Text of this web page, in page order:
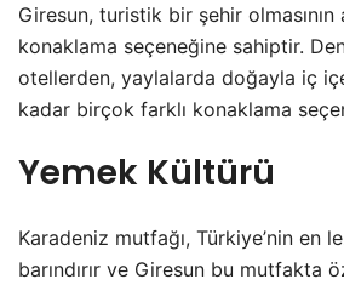
Giresun, turistik bir şehir
konaklama seçeneğine sahiptir.
otellerden, yaylalarda doğayla iç
kadar birçok farklı konaklama
Yemek Kültürü
Karadeniz mutfağı, Türkiye’nin en
barındırır ve Giresun bu mutfakta